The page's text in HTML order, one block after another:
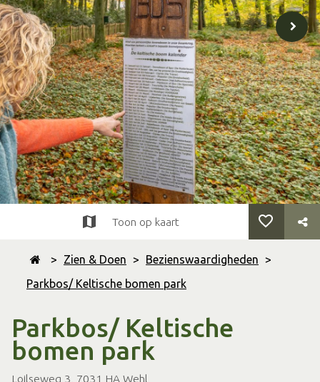
> Zien & Doen > Bezienswaardigheden >
Parkbos/ Keltische bomen park
Parkbos/ Keltische
bomen park
Loilseweg 3, 7031 HA Wehl
Toon op kaart